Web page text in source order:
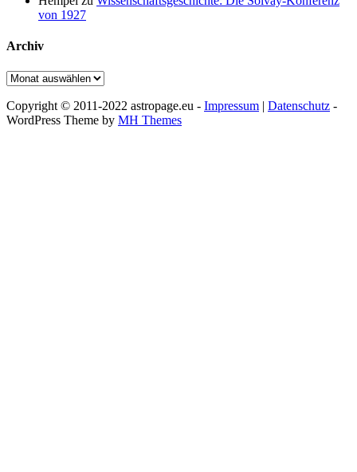
von 1927
Archiv
Archiv
Copyright © 2011-2022 astropage.eu - Impressum | Datenschutz -
WordPress Theme by MH Themes